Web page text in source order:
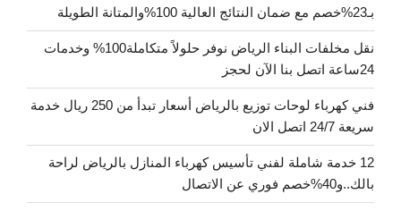
بـ23%خصم مع ضمان النتائج العالية 100%والمتانة الطويلة
نقل مخلفات البناء الرياض نوفر حلولاً متكاملة100% وخدمات
24ساعة اتصل بنا الآن لحجز
فني كهرباء لوحات توزيع بالرياض أسعار تبدأ من 250 ريال خدمة
سريعة 24/7 اتصل الان
12 خدمة شاملة لفني تأسيس كهرباء المنازل بالرياض لراحة
بالك..و40%خصم فوري عن الاتصال